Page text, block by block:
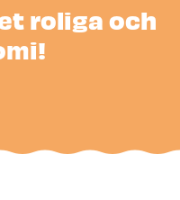
roliga och